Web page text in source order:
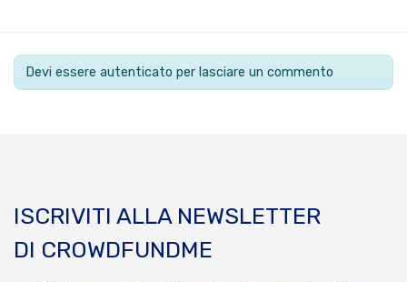
Devi essere autenticato per lasciare un commento
ISCRIVITI ALLA NEWSLETTER
DI CROWDFUNDME